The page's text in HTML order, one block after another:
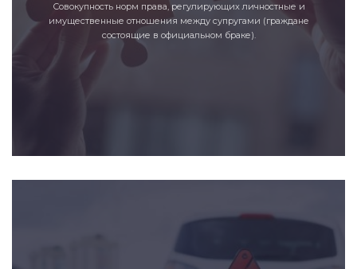
Совокупность норм права, регулирующих личностные и
имущественные отношения между супругами (граждане
состоящие в официальном браке).